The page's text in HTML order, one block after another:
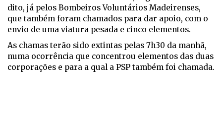
dito, já pelos Bombeiros Voluntários Madeirenses,
que também foram chamados para dar apoio, com o
envio de uma viatura pesada e cinco elementos.
As chamas terão sido extintas pelas 7h30 da manhã,
numa ocorrência que concentrou elementos das duas
corporações e para a qual a PSP também foi chamada.